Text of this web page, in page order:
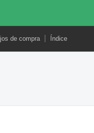
de compra Índice